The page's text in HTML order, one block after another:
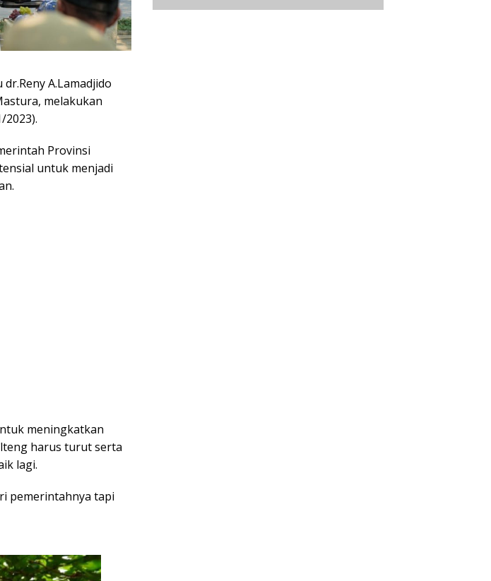
A.Lamadjido
melakukan
Provinsi
untuk menjadi
meningkatkan
harus turut serta
lagi.
pemerintahnya tapi